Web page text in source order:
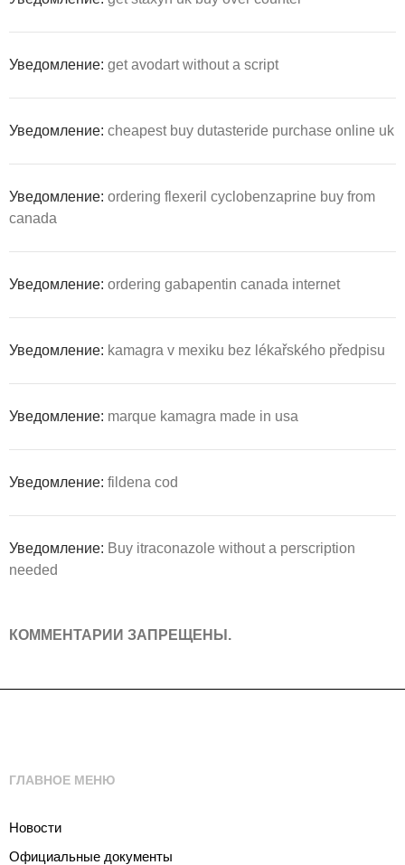
Уведомление: get avodart without a script
Уведомление: cheapest buy dutasteride purchase online uk
Уведомление: ordering flexeril cyclobenzaprine buy from
canada
Уведомление: ordering gabapentin canada internet
Уведомление: kamagra v mexiku bez lékařského předpisu
Уведомление: marque kamagra made in usa
Уведомление: fildena cod
Уведомление: Buy itraconazole without a perscription
needed
КОММЕНТАРИИ ЗАПРЕЩЕНЫ.
ГЛАВНОЕ МЕНЮ
Новости
Официальные документы